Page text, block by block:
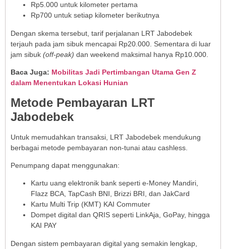
Rp5.000 untuk kilometer pertama
Rp700 untuk setiap kilometer berikutnya
Dengan skema tersebut, tarif perjalanan LRT Jabodebek
terjauh pada jam sibuk mencapai Rp20.000. Sementara di luar
jam sibuk (off-peak) dan weekend maksimal hanya Rp10.000.
Baca Juga: Mobilitas Jadi Pertimbangan Utama Gen Z
dalam Menentukan Lokasi Hunian
Metode Pembayaran LRT
Jabodebek
Untuk memudahkan transaksi, LRT Jabodebek mendukung
berbagai metode pembayaran non-tunai atau cashless.
Penumpang dapat menggunakan:
Kartu uang elektronik bank seperti e-Money Mandiri,
Flazz BCA, TapCash BNI, Brizzi BRI, dan JakCard
Kartu Multi Trip (KMT) KAI Commuter
Dompet digital dan QRIS seperti LinkAja, GoPay, hingga
KAI PAY
Dengan sistem pembayaran digital yang semakin lengkap,